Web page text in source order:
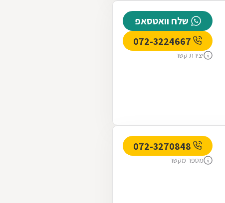
שלח וואטסאפ
יצירת קשר
מספר מקשר